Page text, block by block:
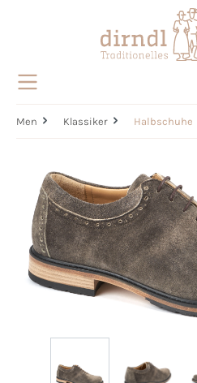
Men Klassiker Halbschuhe